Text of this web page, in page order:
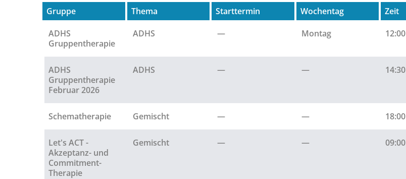
Gruppe Thema Starttermin Wochentag Zeit
ADHS
Gruppentherapie
ADHS — Montag 12:00
ADHS
Gruppentherapie
Februar 2026
ADHS — — 14:30
Schematherapie Gemischt — — 18:00
Let's ACT -
Akzeptanz- und
Commitment-
Therapie
Gemischt — — 09:00